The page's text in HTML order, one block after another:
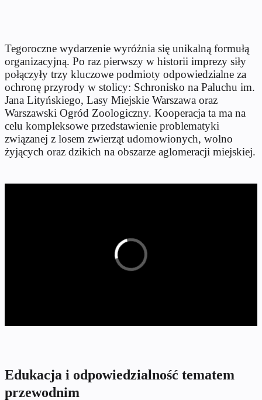
Tegoroczne wydarzenie wyróżnia się unikalną formułą
organizacyjną. Po raz pierwszy w historii imprezy siły
połączyły trzy kluczowe podmioty odpowiedzialne za
ochronę przyrody w stolicy: Schronisko na Paluchu im.
Jana Lityńskiego, Lasy Miejskie Warszawa oraz
Warszawski Ogród Zoologiczny. Kooperacja ta ma na
celu kompleksowe przedstawienie problematyki
związanej z losem zwierząt udomowionych, wolno
żyjących oraz dzikich na obszarze aglomeracji miejskiej.
Edukacja i odpowiedzialność tematem
przewodnim